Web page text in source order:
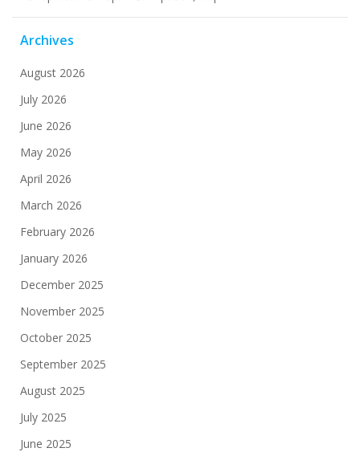
Archives
August 2026
July 2026
June 2026
May 2026
April 2026
March 2026
February 2026
January 2026
December 2025
November 2025
October 2025
September 2025
August 2025
July 2025
June 2025